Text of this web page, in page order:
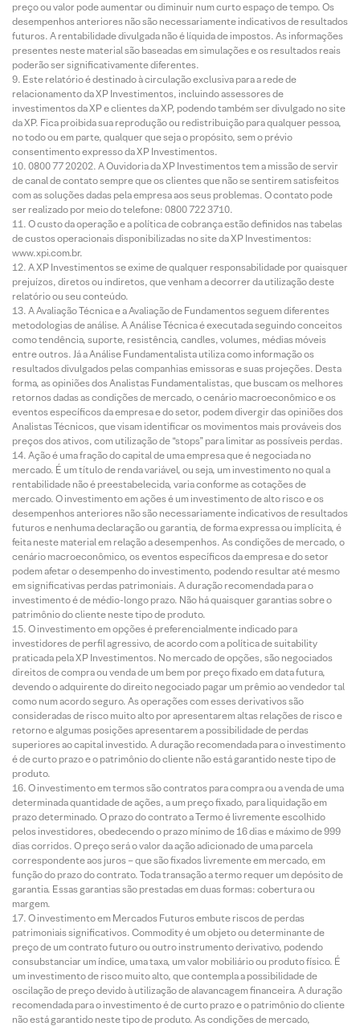
preço ou valor pode aumentar ou diminuir num curto espaço de tempo. Os
desempenhos anteriores não são necessariamente indicativos de resultados
futuros. A rentabilidade divulgada não é líquida de impostos. As informações
presentes neste material são baseadas em simulações e os resultados reais
poderão ser significativamente diferentes.
Este relatório é destinado à circulação exclusiva para a rede de
relacionamento da XP Investimentos, incluindo assessores de
investimentos da XP e clientes da XP, podendo também ser divulgado no site
da XP. Fica proibida sua reprodução ou redistribuição para qualquer pessoa,
no todo ou em parte, qualquer que seja o propósito, sem o prévio
consentimento expresso da XP Investimentos.
0800 77 20202. A Ouvidoria da XP Investimentos tem a missão de servir
de canal de contato sempre que os clientes que não se sentirem satisfeitos
com as soluções dadas pela empresa aos seus problemas. O contato pode
ser realizado por meio do telefone: 0800 722 3710.
O custo da operação e a política de cobrança estão definidos nas tabelas
de custos operacionais disponibilizadas no site da XP Investimentos:
www.xpi.com.br.
A XP Investimentos se exime de qualquer responsabilidade por quaisquer
prejuízos, diretos ou indiretos, que venham a decorrer da utilização deste
relatório ou seu conteúdo.
A Avaliação Técnica e a Avaliação de Fundamentos seguem diferentes
metodologias de análise. A Análise Técnica é executada seguindo conceitos
como tendência, suporte, resistência, candles, volumes, médias móveis
entre outros. Já a Análise Fundamentalista utiliza como informação os
resultados divulgados pelas companhias emissoras e suas projeções. Desta
forma, as opiniões dos Analistas Fundamentalistas, que buscam os melhores
retornos dadas as condições de mercado, o cenário macroeconômico e os
eventos específicos da empresa e do setor, podem divergir das opiniões dos
Analistas Técnicos, que visam identificar os movimentos mais prováveis dos
preços dos ativos, com utilização de “stops” para limitar as possíveis perdas.
Ação é uma fração do capital de uma empresa que é negociada no
mercado. É um título de renda variável, ou seja, um investimento no qual a
rentabilidade não é preestabelecida, varia conforme as cotações de
mercado. O investimento em ações é um investimento de alto risco e os
desempenhos anteriores não são necessariamente indicativos de resultados
futuros e nenhuma declaração ou garantia, de forma expressa ou implícita, é
feita neste material em relação a desempenhos. As condições de mercado, o
cenário macroeconômico, os eventos específicos da empresa e do setor
podem afetar o desempenho do investimento, podendo resultar até mesmo
em significativas perdas patrimoniais. A duração recomendada para o
investimento é de médio-longo prazo. Não há quaisquer garantias sobre o
patrimônio do cliente neste tipo de produto.
O investimento em opções é preferencialmente indicado para
investidores de perfil agressivo, de acordo com a política de suitability
praticada pela XP Investimentos. No mercado de opções, são negociados
direitos de compra ou venda de um bem por preço fixado em data futura,
devendo o adquirente do direito negociado pagar um prêmio ao vendedor tal
como num acordo seguro. As operações com esses derivativos são
consideradas de risco muito alto por apresentarem altas relações de risco e
retorno e algumas posições apresentarem a possibilidade de perdas
superiores ao capital investido. A duração recomendada para o investimento
é de curto prazo e o patrimônio do cliente não está garantido neste tipo de
produto.
O investimento em termos são contratos para compra ou a venda de uma
determinada quantidade de ações, a um preço fixado, para liquidação em
prazo determinado. O prazo do contrato a Termo é livremente escolhido
pelos investidores, obedecendo o prazo mínimo de 16 dias e máximo de 999
dias corridos. O preço será o valor da ação adicionado de uma parcela
correspondente aos juros – que são fixados livremente em mercado, em
função do prazo do contrato. Toda transação a termo requer um depósito de
garantia. Essas garantias são prestadas em duas formas: cobertura ou
margem.
O investimento em Mercados Futuros embute riscos de perdas
patrimoniais significativos. Commodity é um objeto ou determinante de
preço de um contrato futuro ou outro instrumento derivativo, podendo
consubstanciar um índice, uma taxa, um valor mobiliário ou produto físico. É
um investimento de risco muito alto, que contempla a possibilidade de
oscilação de preço devido à utilização de alavancagem financeira. A duração
recomendada para o investimento é de curto prazo e o patrimônio do cliente
não está garantido neste tipo de produto. As condições de mercado,